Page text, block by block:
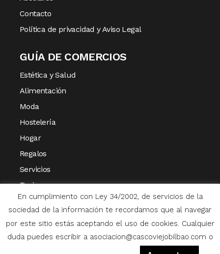
Contacto
Política de privacidad y Aviso Legal
GUÍA DE COMERCIOS
Estética y Salud
Alimentación
Moda
Hostelería
Hogar
Regalos
Servicios
Turismo
Varios
En cumplimiento con Ley 34/2002, de servicios de la
sociedad de la información te recordamos que al navegar
por este sitio estás aceptando el uso de cookies. Cualquier
duda puedes escribir a asociacion@cascoviejobilbao.com o